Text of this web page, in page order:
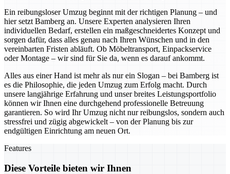
Ein reibungsloser Umzug beginnt mit der richtigen Planung – und
hier setzt Bamberg an. Unsere Experten analysieren Ihren
individuellen Bedarf, erstellen ein maßgeschneidertes Konzept und
sorgen dafür, dass alles genau nach Ihren Wünschen und in den
vereinbarten Fristen abläuft. Ob Möbeltransport, Einpackservice
oder Montage – wir sind für Sie da, wenn es darauf ankommt.
Alles aus einer Hand ist mehr als nur ein Slogan – bei Bamberg ist
es die Philosophie, die jeden Umzug zum Erfolg macht. Durch
unsere langjährige Erfahrung und unser breites Leistungsportfolio
können wir Ihnen eine durchgehend professionelle Betreuung
garantieren. So wird Ihr Umzug nicht nur reibungslos, sondern auch
stressfrei und zügig abgewickelt – von der Planung bis zur
endgültigen Einrichtung am neuen Ort.
Features
Diese Vorteile bieten wir Ihnen